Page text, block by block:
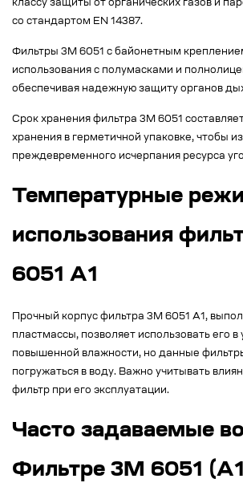
классу защиты от органических газов и
со стандартом EN 14387.
Фильтры 3М 6051 с байонетным
использования с полумасками и
обеспечивая надежную защиту органов
Срок хранения фильтра 3M 6051
хранения в герметичной упаковке, чтобы
преждевременного исчерпания ресурса
Температурные
использования
6051 А1
Прочный корпус фильтра 3М 6051 A1,
пластмассы, позволяет использовать его в
повышенной влажности, но данные
погружаться в воду. Важно учитывать
фильтр при его эксплуатации.
Часто задаваемые
Фильтре 3М 6051